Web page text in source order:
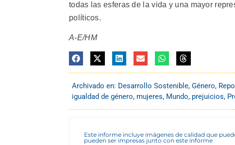
todas las esferas de la vida y una mayor
políticos.
A-E/HM
Archivado en: Desarrollo Sostenible, Género,
igualdad de género, mujeres, Mundo, prejuicios,
Este informe incluye imágenes de calidad que
pueden ser impresas junto con este informe